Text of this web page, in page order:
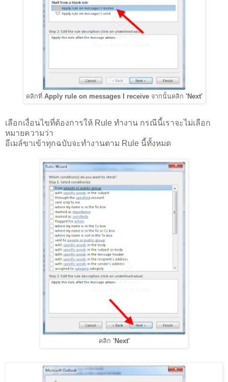
คลิกที่ Apply rule on messages I receive จากนั้นคลิก 'Next'
เลือกเงื่อนไขที่ต้องการให้ Rule ทำงาน กรณีนี้เราจะไม่เลือก
หมายความว่า
อีเมล์ขาเข้าทุกฉบับจะทำงานตาม Rule นี้ทั้งหมด
คลิก 'Next'